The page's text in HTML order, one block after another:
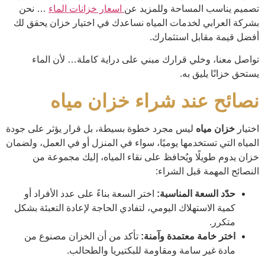
تصميم يناسب المساحة وللمزيد عن اسعار خزانات الماء … نحن
بشركة العرابي لخدمات المياه نساعدك في اختيار خزان يحقق لك
أفضل قيمة مقابل استثمارك.
تواصل معنا، وخلي قرارك مبني على دراية كاملة… لأن الماء
يستحق خزانًا يليق به.
نصائح عند شراء خزان مياه
اختيار خزان مياه ليس مجرد خطوة بسيطة، بل قرار يؤثر على جودة
المياه التي تستخدمها يوميًا، سواء في المنزل أو في العمل، ولضمان
خزان يدوم طويلًا ويُحافظ على نقاء المياه، إليك مجموعة من
النصائح المهمة قبل الشراء:
حدّد السعة المناسبة: اختر السعة بناءً على عدد الأفراد أو
كمية الاستهلاك اليومي، لتفادي الحاجة لإعادة التعبئة بشكل
متكرر.
اختر خامة معتمدة وآمنة: تأكد من أن الخزان مصنوع من
مادة غير سامة ومقاومة للبكتيريا والطحالب.